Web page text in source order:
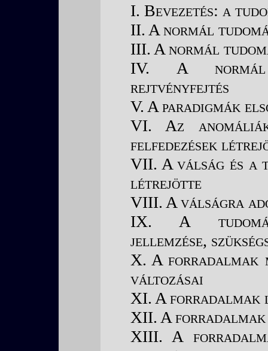
I. Bevezetés: a
II. A normál
III. A normál
IV. A normál
rejtvényfejtés
V. A paradigmák
VI. Az
felfedezések
VII. A válság és a
létrejötte
VIII. A válságra
IX. A
jellemzése,
X. A forradalmak
változásai
XI. A forradalmak
XII. A
XIII. A